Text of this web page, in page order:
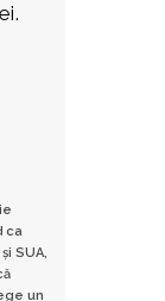
ca
SUA,
un